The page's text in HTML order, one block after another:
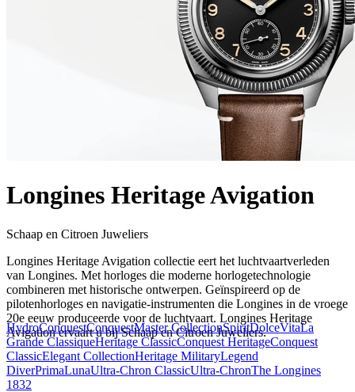
Longines Heritage Avigation
Schaap en Citroen Juweliers
Longines Heritage Avigation collectie eert het luchtvaartverleden
van Longines. Met horloges die moderne horlogetechnologie
combineren met historische ontwerpen. Geïnspireerd op de
pilotenhorloges en navigatie-instrumenten die Longines in de vroege
20e eeuw produceerde voor de luchtvaart. Longines Heritage
Avigation ervaart u bij Schaap en Citroen Juweliers.
HydroConquestConquestMaster CollectionSpiritDolceVitaLa
Grande ClassiqueHeritage ClassicConquest HeritageConquest
ClassicElegant CollectionHeritage MilitaryLegend
DiverPrimaLunaUltra-Chron ClassicUltra-ChronThe Longines
1832